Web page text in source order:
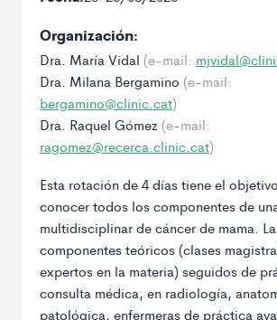
Organización:
Dra. María Vidal (e-mail:
Dra. Milana Bergamino (e-mail:
bergamino@clinic.cat)
Dra. Raquel Gómez (e-mail:
ragomez@recerca.clinic.cat)
Esta rotación de 4 días tiene el
conocer todos los componentes de
multidisciplinar de cáncer de mama.
componentes teóricos (clases
expertos en la materia) seguidos de
consulta médica, en radiología,
patológica, enfermeras de práctica